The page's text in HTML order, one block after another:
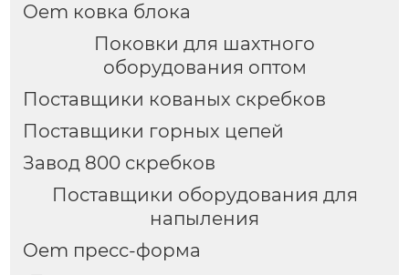
Oem ковка блока
Поковки для шахтного
оборудования оптом
Поставщики кованых скребков
Поставщики горных цепей
Завод 800 скребков
Поставщики оборудования для
напыления
Oem пресс-форма